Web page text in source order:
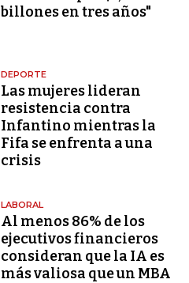
billones en tres años"
DEPORTE
Las mujeres lideran
resistencia contra
Infantino mientras la
Fifa se enfrenta a una
crisis
LABORAL
Al menos 86% de los
ejecutivos financieros
consideran que la IA es
más valiosa que un MBA